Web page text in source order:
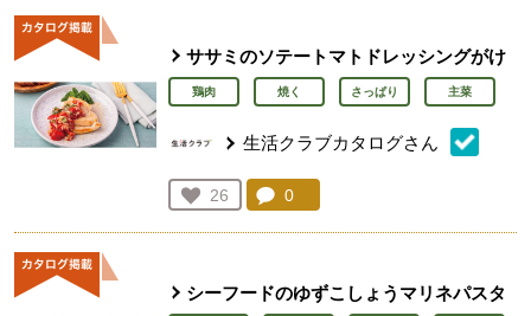
ササミのソテートマトドレッシングがけ
鶏肉 焼く さっぱり 主菜
生活クラブカタログさん
お気に入り登録：
26
人が登録
コメント：
0
シーフードのゆずこしょうマリネパスタ